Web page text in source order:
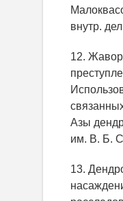
внутр.
12.
Азы
им. В. Б.
13.